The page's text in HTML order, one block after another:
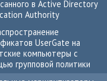
в Active Directory
Authority
UserGate на
компьютеры с
групповой политики